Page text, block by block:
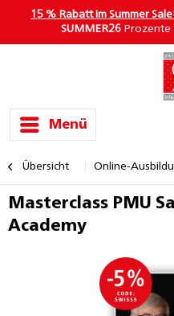
15 % Rabatt im Summer
SUMMER26Prozente
Menü
Übersicht Online-
Masterclass PMU
Academy